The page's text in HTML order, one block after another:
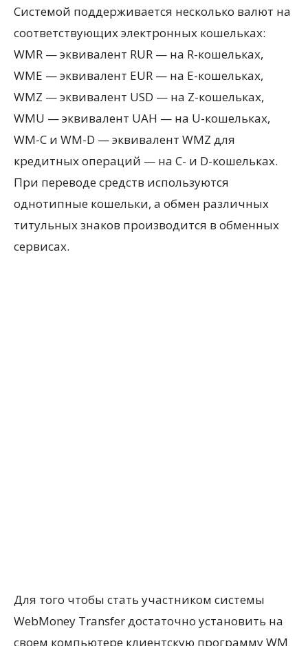
Системой поддерживается несколько валют на
соответствующих электронных кошельках:
WMR — эквивалент RUR — на R-кошельках,
WME — эквивалент EUR — на Е-кошельках,
WMZ — эквивалент USD — на Z-кошельках,
WMU — эквивалент UAH — на U-кошельках,
WM-C и WM-D — эквивалент WMZ для
кредитных операций — на С- и D-кошельках.
При переводе средств используются
однотипные кошельки, а обмен различных
титульных знаков производится в обменных
сервисах.
Для того чтобы стать участником системы
WebMoney Transfer достаточно установить на
своем компьютере клиентскую программу WM